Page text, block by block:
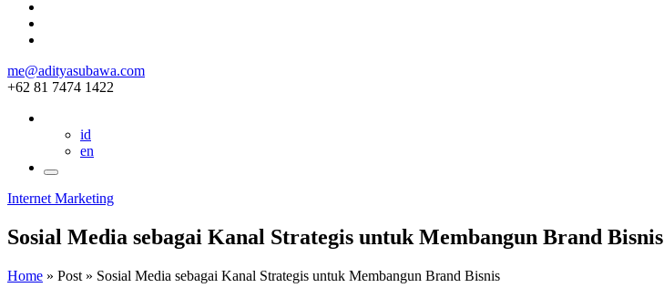
me@adityasubawa.com
+62 81 7474 1422
id
en
Internet Marketing
Sosial Media sebagai Kanal Strategis untuk Membangun Brand Bisnis
Home » Post » Sosial Media sebagai Kanal Strategis untuk Membangun Brand Bisnis